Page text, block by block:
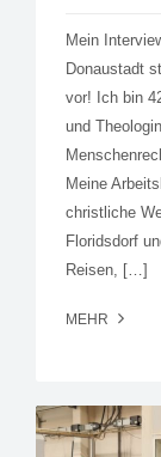
Mein
Donaustadt
vor! Ich bin
und
Meine
christliche
Floridsdorf
Reisen, […]
MEHR